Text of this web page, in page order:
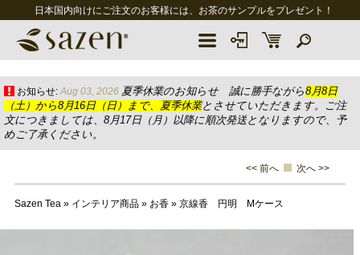
日本国内向けにご注文のお客様には、お茶のサンプルをプレゼント！
お知らせ: Aug 03, 2026 夏季休業のお知らせ 誠に勝手ながら8月8日
（土）から8月16日（日）まで、夏季休業とさせていただきます。ご注
文につきましては、8月17日（月）以降に順次発送となりますので、予
めご了承ください。
<< 前へ 次へ >>
Sazen Tea» インテリア商品» お香» 京線香 円明 Mケース